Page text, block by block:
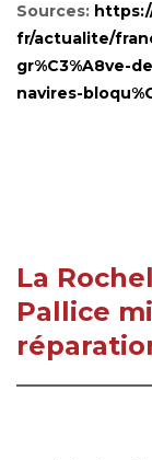
Sources:
fr/actualite/
gr%C3%A8ve-
navires-
La
Pallice